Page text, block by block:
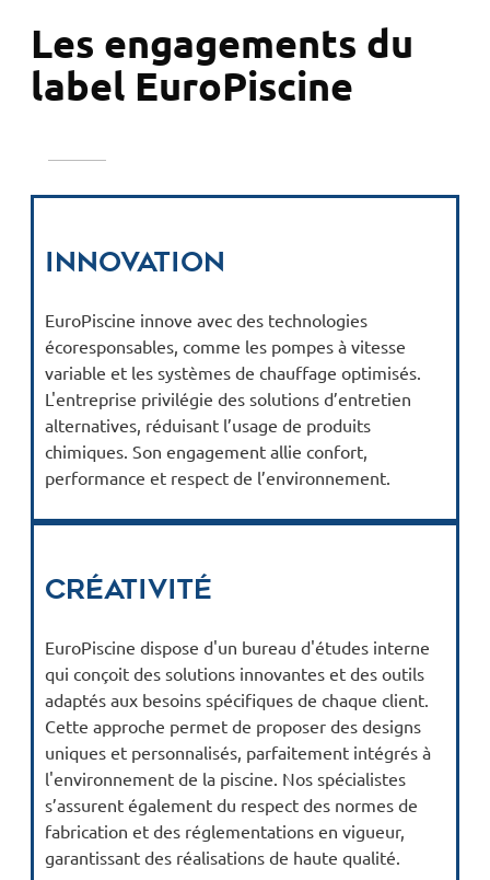
Les engagements du
label EuroPiscine
Innovation
EuroPiscine innove avec des technologies
écoresponsables, comme les pompes à vitesse
variable et les systèmes de chauffage optimisés.
L'entreprise privilégie des solutions d’entretien
alternatives, réduisant l’usage de produits
chimiques. Son engagement allie confort,
performance et respect de l’environnement.
Créativité
EuroPiscine dispose d'un bureau d'études interne
qui conçoit des solutions innovantes et des outils
adaptés aux besoins spécifiques de chaque client.
Cette approche permet de proposer des designs
uniques et personnalisés, parfaitement intégrés à
l'environnement de la piscine. Nos spécialistes
s’assurent également du respect des normes de
fabrication et des réglementations en vigueur,
garantissant des réalisations de haute qualité.